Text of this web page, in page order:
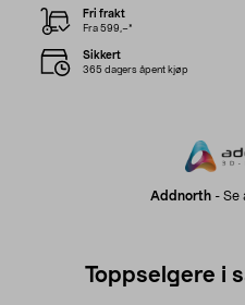
Addnorth - Se
Fri frakt
Fra 599,–*
Sikkert
365 dagers åpent kjøp
Toppselgere i